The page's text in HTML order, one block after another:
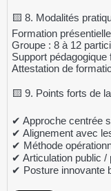
🟨 8. Modalités
Formation
Groupe : 8 à 12
Support pédagogique
Attestation de
🟨 9. Points forts de
✔ Approche centrée
✔ Alignement avec
✔ Méthode
✔ Articulation public /
✔ Posture innovante